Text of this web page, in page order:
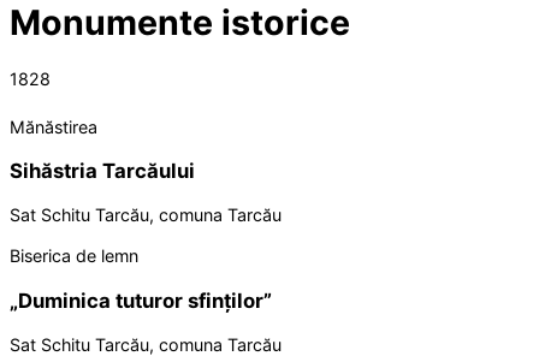
Monumente istorice
1828
Mănăstirea
Sihăstria Tarcăului
Sat Schitu Tarcău, comuna Tarcău
Biserica de lemn
„Duminica tuturor sfinților”
Sat Schitu Tarcău, comuna Tarcău